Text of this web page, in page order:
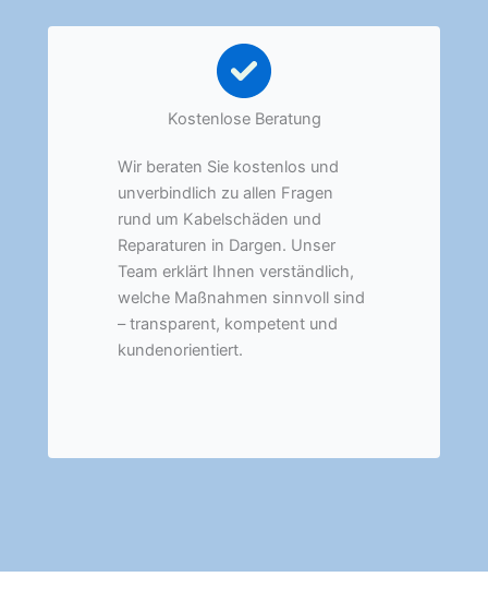
Kostenlose Beratung
Wir beraten Sie kostenlos und
unverbindlich zu allen Fragen
rund um Kabelschäden und
Reparaturen in Dargen. Unser
Team erklärt Ihnen verständlich,
welche Maßnahmen sinnvoll sind
– transparent, kompetent und
kundenorientiert.